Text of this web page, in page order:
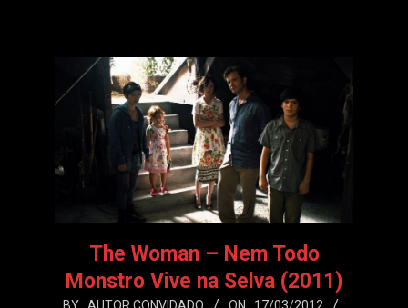
The Woman – Nem Todo
Monstro Vive na Selva (2011)